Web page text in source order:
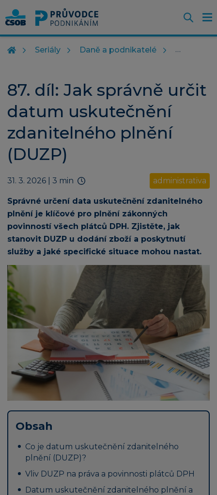
Seriály Daně a podnikatelé
87. díl: Jak správně určit
datum uskutečnění
zdanitelného plnění
(DUZP)
31. 3. 2026 | 3 min administrativa
Správné určení data uskutečnění zdanitelného
plnění je klíčové pro plnění zákonných
povinností všech plátců DPH. Zjistěte, jak
stanovit DUZP u dodání zboží a poskytnutí
služby a jaké specifické situace mohou nastat.
Obsah
Co je datum uskutečnění zdanitelného
plnění (DUZP)?
Vliv DUZP na práva a povinnosti plátců DPH
Datum uskutečnění zdanitelného plnění a